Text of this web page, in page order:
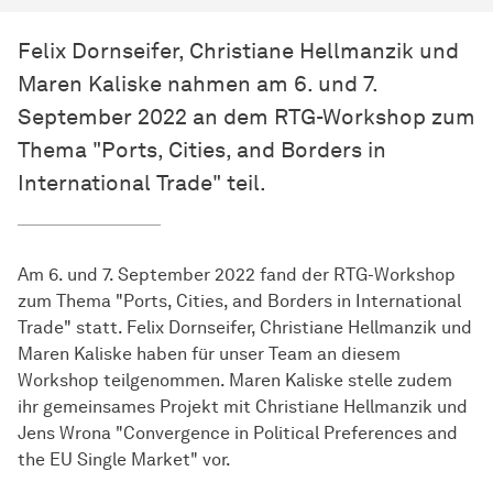
Felix Dornseifer, Christiane Hellmanzik und
Maren Kaliske nahmen am 6. und 7.
September 2022 an dem RTG-Workshop zum
Thema "Ports, Cities, and Borders in
International Trade" teil.
Am 6. und 7. September 2022 fand der RTG-Workshop
zum Thema "Ports, Cities, and Borders in International
Trade" statt. Felix Dornseifer, Christiane Hellmanzik und
Maren Kaliske haben für unser Team an diesem
Workshop teilgenommen. Maren Kaliske stelle zudem
ihr gemeinsames Projekt mit Christiane Hellmanzik und
Jens Wrona "Convergence in Political Preferences and
the EU Single Market" vor.